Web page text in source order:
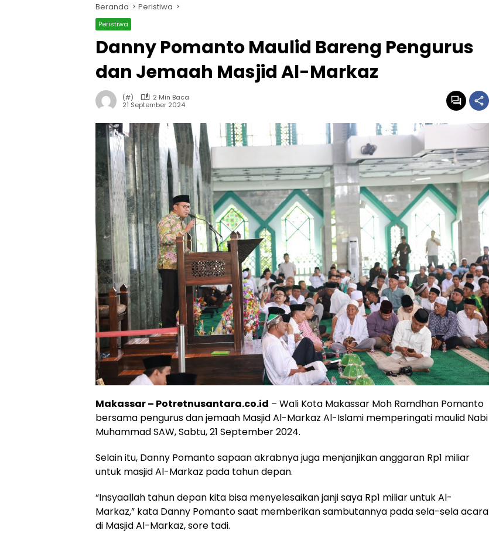
Beranda Peristiwa
Peristiwa
Danny Pomanto Maulid Bareng Pengurus
dan Jemaah Masjid Al-Markaz
(#)
2 Min Baca
21 September 2024
Makassar – Potretnusantara.co.id – Wali Kota Makassar Moh Ramdhan Pomanto
bersama pengurus dan jemaah Masjid Al-Markaz Al-Islami memperingati maulid Nabi
Muhammad SAW, Sabtu, 21 September 2024.
Selain itu, Danny Pomanto sapaan akrabnya juga menjanjikan anggaran Rp1 miliar
untuk masjid Al-Markaz pada tahun depan.
“Insyaallah tahun depan kita bisa menyelesaikan janji saya Rp1 miliar untuk Al-
Markaz,” kata Danny Pomanto saat memberikan sambutannya pada sela-sela acara
di Masjid Al-Markaz, sore tadi.